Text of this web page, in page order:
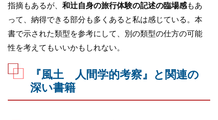
指摘もあるが、和辻自身の旅行体験の記述の臨場感もあ
って、納得できる部分も多くあると私は感じている。本
書で示された類型を参考にして、別の類型の仕方の可能
性を考えてもいいかもしれない。
『風土 人間学的考察』と関連の
深い書籍